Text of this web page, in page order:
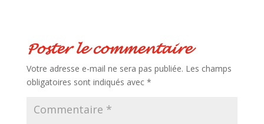
Poster le commentaire
Votre adresse e-mail ne sera pas publiée. Les champs
obligatoires sont indiqués avec *